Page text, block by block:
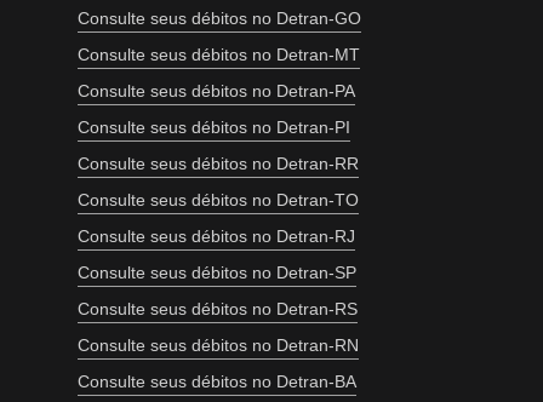
Consulte seus débitos no Detran-GO
Consulte seus débitos no Detran-MT
Consulte seus débitos no Detran-PA
Consulte seus débitos no Detran-PI
Consulte seus débitos no Detran-RR
Consulte seus débitos no Detran-TO
Consulte seus débitos no Detran-RJ
Consulte seus débitos no Detran-SP
Consulte seus débitos no Detran-RS
Consulte seus débitos no Detran-RN
Consulte seus débitos no Detran-BA